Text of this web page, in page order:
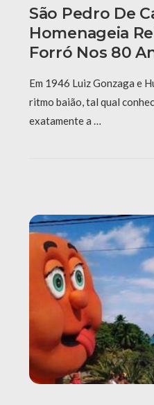
São Pedro De
Homenageia
Forró Nos 80
Em 1946 Luiz Gonzaga e
ritmo baião, tal qual
exatamente a …